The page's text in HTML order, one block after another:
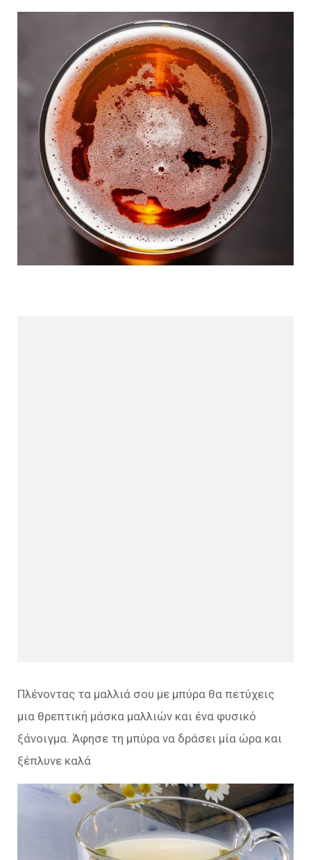
Πλένοντας τα μαλλιά σου με μπύρα θα πετύχεις
μια θρεπτική μάσκα μαλλιών και ένα φυσικό
ξάνοιγμα. Άφησε τη μπύρα να δράσει μία ώρα και
ξέπλυνε καλά